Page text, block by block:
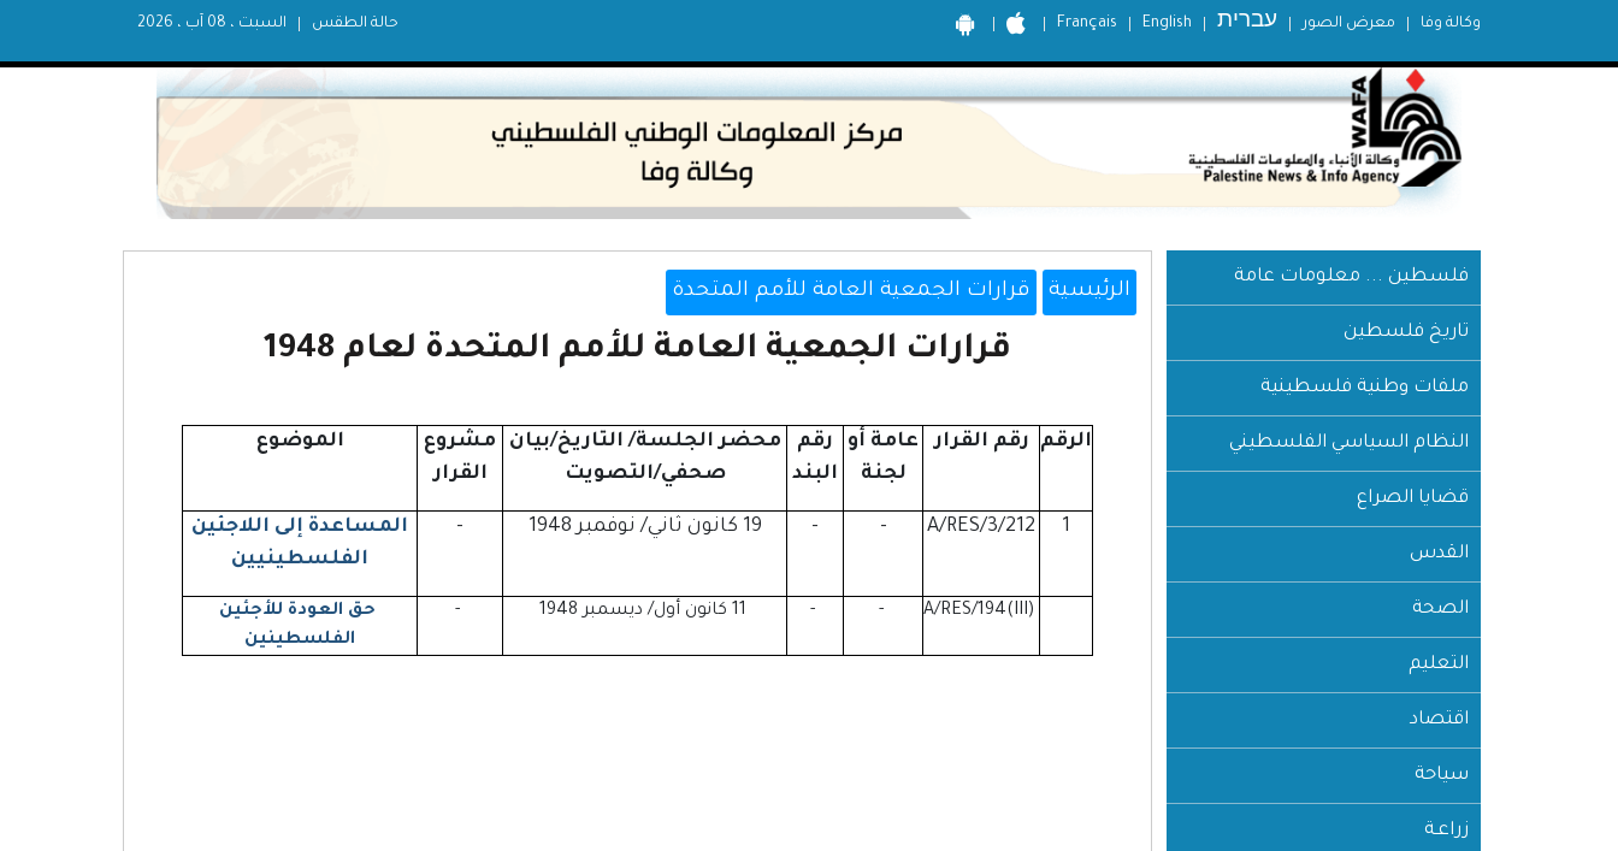
Français English עברית معرض الصور وكالة وفا السبت ، 08 آب ، 2026 حالة الطقس
فلسطين ... معلومات عامة
تاريخ فلسطين
ملفات وطنية فلسطينية
النظام السياسي الفلسطيني
قضايا الصراع
القدس
الصحة
التعليم
اقتصاد
سياحة
زراعـة
الرئيسية قرارات الجمعية العامة للأمم المتحدة
قرارات الجمعية العامة للأمم المتحدة لعام 1948
الرقم رقم القرار
عامة أو
لجنة
رقم
البند
محضر الجلسة/ التاريخ/بيان
صحفي/التصويت
مشروع
القرار
الموضوع
1
A/RES/3/212
-
- 19 كانون ثاني/ نوفمبر 1948 -
المساعدة إلى اللاجئين
الفلسطينيين
-
-
-
حق العودة للأجئين
الفلسطينين